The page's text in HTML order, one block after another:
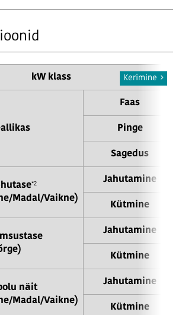
kW klass
Faas
Pinge
Sagedus
*2
Madal/Vaikne)
Jahutamine
Kütmine
Jahutamine
Kütmine
näit
Madal/Vaikne)
Jahutamine
Kütmine
Kerimine